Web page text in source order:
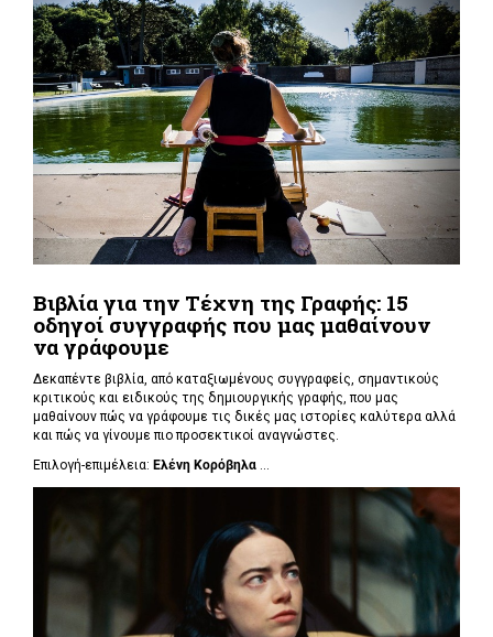
Βιβλία για την Τέχνη της Γραφής: 15
οδηγοί συγγραφής που μας μαθαίνουν
να γράφουμε
Δεκαπέντε βιβλία, από καταξιωμένους συγγραφείς, σημαντικούς
κριτικούς και ειδικούς της δημιουργικής γραφής, που μας
μαθαίνουν πώς να γράφουμε τις δικές μας ιστορίες καλύτερα αλλά
και πώς να γίνουμε πιο προσεκτικοί αναγνώστες.
Επιλογή-επιμέλεια: Ελένη Κορόβηλα ...